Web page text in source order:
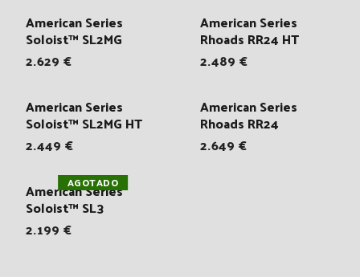
American Series
Soloist™ SL2MG
2.629 €
American Series
Rhoads RR24 HT
2.489 €
American Series
Soloist™ SL2MG HT
2.449 €
American Series
Rhoads RR24
2.649 €
AGOTADO
American Series
Soloist™ SL3
2.199 €